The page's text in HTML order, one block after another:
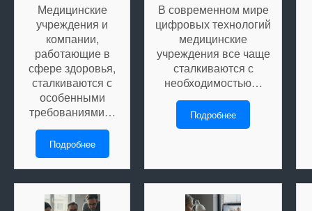
Медицинские
учреждения и
компании,
работающие в
сфере здоровья,
сталкиваются с
особенными
требованиями…
Подробнее
В современном мире
цифровых технологий
медицинские
учреждения все чаще
сталкиваются с
необходимостью…
Подробнее